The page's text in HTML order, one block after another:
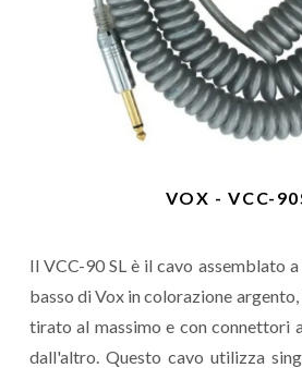
VOX - VCC-
Il VCC-90 SL è il cavo assemblato
basso di Vox in colorazione
tirato al massimo e con connettori
dall'altro. Questo cavo utilizza